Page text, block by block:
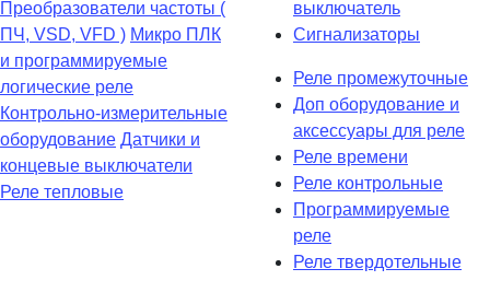
Преобразователи частоты (
ПЧ, VSD, VFD ) Микро ПЛК
и программируемые
логические реле
Контрольно-измерительные
оборудование Датчики и
концевые выключатели
Реле тепловые
выключатель
Сигнализаторы
Реле промежуточные
Доп оборудование и
аксессуары для реле
Реле времени
Реле контрольные
Программируемые
реле
Реле твердотельные